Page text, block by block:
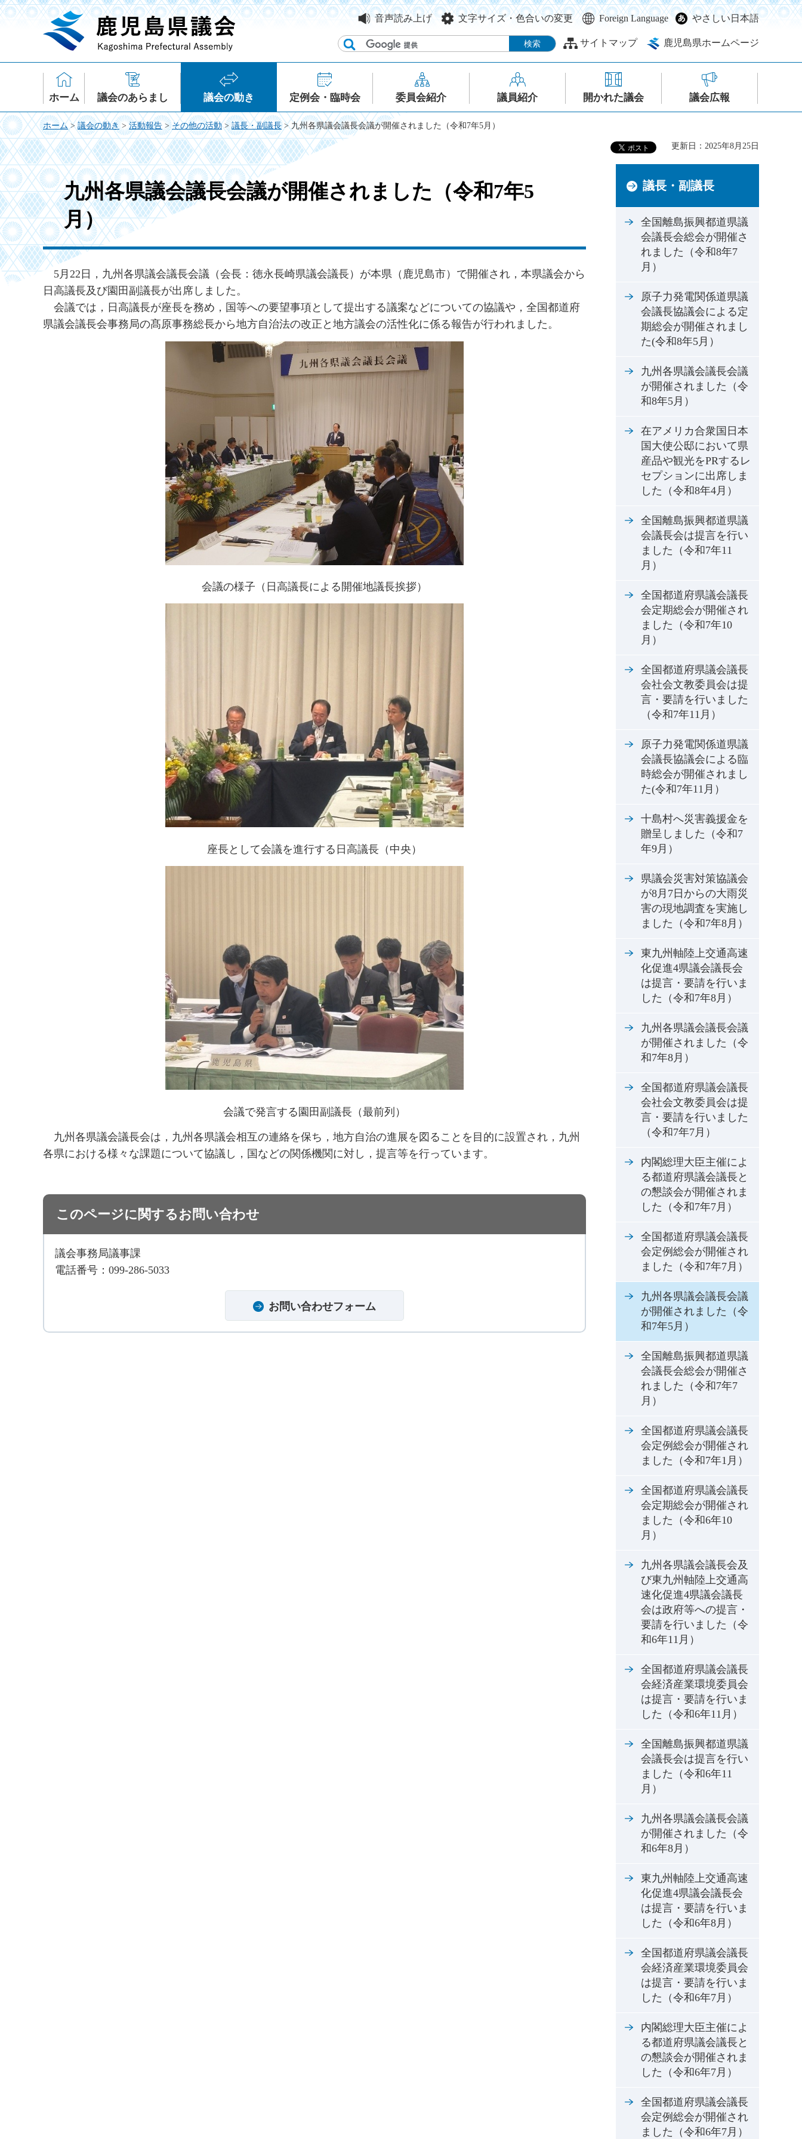
鹿児島県議会 音声読み上げ 文字サイズ・色合いの変更 Foreign Language やさしい日本語
サイトマップ 鹿児島県ホームページ
ホーム 議会のあらまし 議会の動き 定例会・臨時会 委員会紹介 議員紹介 開かれた議会 議会広報
ホーム >議会の動き>活動報告 >その他の活動>議長・副議長> 九州各県議会議長会議が開催されました（令和7年5月）
更新日：2025年8月25日
九州各県議会議長会議が開催されました（令和7年5
月）
5月22日，九州各県議会議長会議（会長：徳永長崎県議会議長）が本県（鹿児島市）で開催され，本県議会から
日高議長及び園田副議長が出席しました。
会議では，日高議長が座長を務め，国等への要望事項として提出する議案などについての協議や，全国都道府
県議会議長会事務局の髙原事務総長から地方自治法の改正と地方議会の活性化に係る報告が行われました。
会議の様子（日高議長による開催地議長挨拶）
座長として会議を進行する日高議長（中央）
会議で発言する園田副議長（最前列）
九州各県議会議長会は，九州各県議会相互の連絡を保ち，地方自治の進展を図ることを目的に設置され，九州
各県における様々な課題について協議し，国などの関係機関に対し，提言等を行っています。
このページに関するお問い合わせ
議会事務局議事課
電話番号：099-286-5033
議長・副議長
全国離島振興都道県議
会議長会総会が開催さ
れました（令和8年7
月）
原子力発電関係道県議
会議長協議会による定
期総会が開催されまし
た(令和8年5月）
九州各県議会議長会議
が開催されました（令
和8年5月）
在アメリカ合衆国日本
国大使公邸において県
産品や観光をPRするレ
セプションに出席しま
した（令和8年4月）
全国離島振興都道県議
会議長会は提言を行い
ました（令和7年11
月）
全国都道府県議会議長
会定期総会が開催され
ました（令和7年10
月）
全国都道府県議会議長
会社会文教委員会は提
言・要請を行いました
（令和7年11月）
原子力発電関係道県議
会議長協議会による臨
時総会が開催されまし
た(令和7年11月）
十島村へ災害義援金を
贈呈しました（令和7
年9月）
県議会災害対策協議会
が8月7日からの大雨災
害の現地調査を実施し
ました（令和7年8月）
東九州軸陸上交通高速
化促進4県議会議長会
は提言・要請を行いま
した（令和7年8月）
九州各県議会議長会議
が開催されました（令
和7年8月）
全国都道府県議会議長
会社会文教委員会は提
言・要請を行いました
（令和7年7月）
内閣総理大臣主催によ
る都道府県議会議長と
の懇談会が開催されま
した（令和7年7月）
全国都道府県議会議長
会定例総会が開催され
ました（令和7年7月）
九州各県議会議長会議
が開催されました（令
和7年5月）
全国離島振興都道県議
会議長会総会が開催さ
れました（令和7年7
月）
全国都道府県議会議長
会定例総会が開催され
ました（令和7年1月）
全国都道府県議会議長
会定期総会が開催され
ました（令和6年10
月）
九州各県議会議長会及
び東九州軸陸上交通高
速化促進4県議会議長
会は政府等への提言・
要請を行いました（令
和6年11月）
全国都道府県議会議長
会経済産業環境委員会
は提言・要請を行いま
した（令和6年11月）
全国離島振興都道県議
会議長会は提言を行い
ました（令和6年11
月）
九州各県議会議長会議
が開催されました（令
和6年8月）
東九州軸陸上交通高速
化促進4県議会議長会
は提言・要請を行いま
した（令和6年8月）
全国都道府県議会議長
会経済産業環境委員会
は提言・要請を行いま
した（令和6年7月）
内閣総理大臣主催によ
る都道府県議会議長と
の懇談会が開催されま
した（令和6年7月）
全国都道府県議会議長
会定例総会が開催され
ました（令和6年7月）